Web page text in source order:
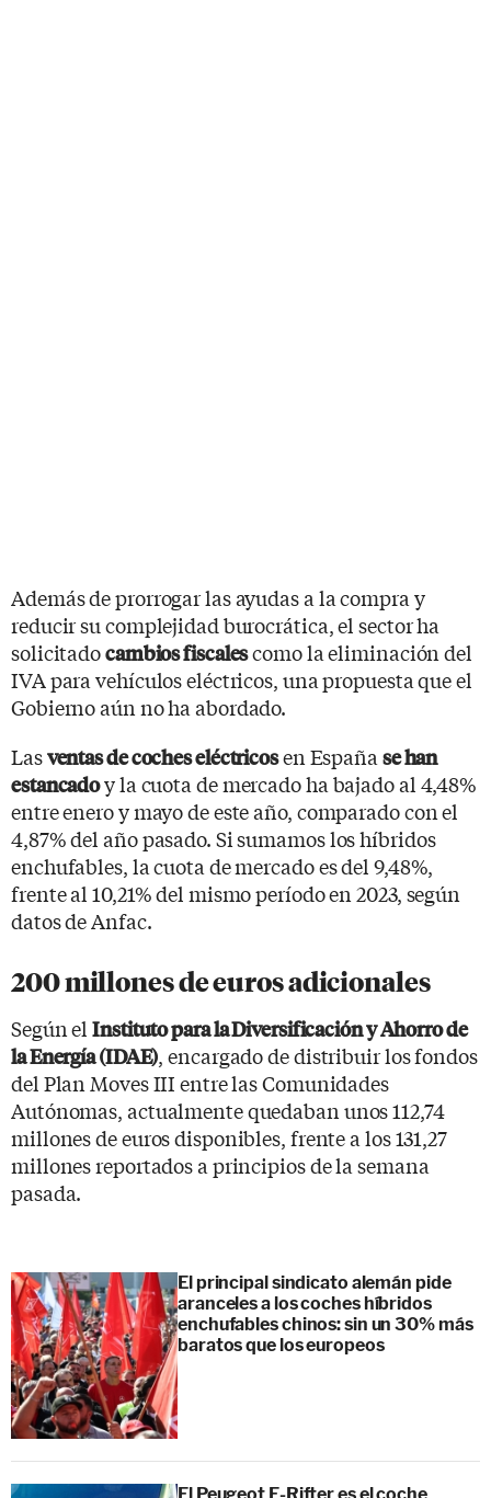
Además de prorrogar las ayudas a la compra y
reducir su complejidad burocrática, el sector ha
solicitadocambios fiscalescomo la eliminación del
IVA para vehículos eléctricos, una propuesta que el
Gobierno aún no ha abordado.
Lasventas de coches eléctricosen España se han
estancadoy la cuota de mercado ha bajado al 4,48%
entre enero y mayo de este año, comparado con el
4,87% del año pasado. Si sumamos los híbridos
enchufables, la cuota de mercado es del 9,48%,
frente al 10,21% del mismo período en 2023, según
datos de Anfac.
200 millones de euros adicionales
Según elInstituto para la Diversificación y Ahorro de
la Energía (IDAE), encargado de distribuir los fondos
del Plan Moves III entre las Comunidades
Autónomas, actualmente quedaban unos 112,74
millones de euros disponibles, frente a los 131,27
millones reportados a principios de la semana
pasada.
El principal sindicato alemán pide
aranceles a los coches híbridos
enchufables chinos: sin un 30% más
baratos que los europeos